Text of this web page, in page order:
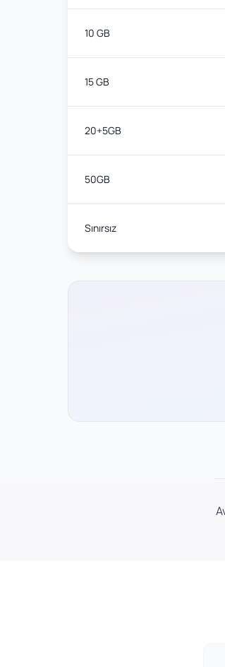
10 GB
15 GB
20+5GB
50GB
Sınırsız